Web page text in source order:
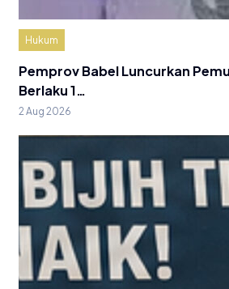
Hukum
Pemprov Babel Luncurkan
Berlaku 1…
2 Aug 2026